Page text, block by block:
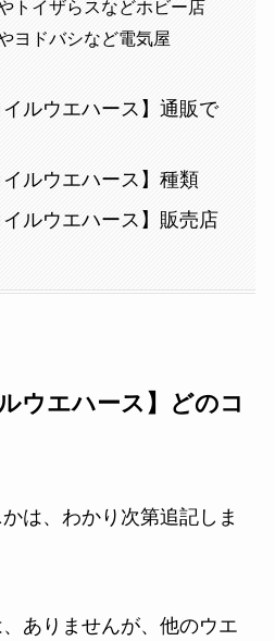
トイザらスなどホビー店
ヨドバシなど電気屋
イルウエハース】通販で
イルウエハース】種類
イルウエハース】販売店
ウエハース】どのコ
は、わかり次第追記しま
ありませんが、他のウエ